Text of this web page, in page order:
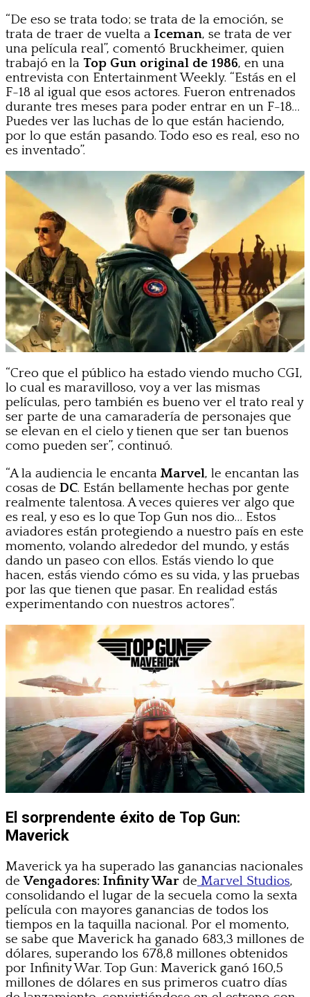
“De eso se trata todo; se trata de la emoción, se
trata de traer de vuelta a Iceman, se trata de ver
una película real”, comentó Bruckheimer, quien
trabajó en la Top Gun original de 1986, en una
entrevista con Entertainment Weekly. “Estás en el
F-18 al igual que esos actores. Fueron entrenados
durante tres meses para poder entrar en un F-18…
Puedes ver las luchas de lo que están haciendo,
por lo que están pasando. Todo eso es real, eso no
es inventado”.
“Creo que el público ha estado viendo mucho CGI,
lo cual es maravilloso, voy a ver las mismas
películas, pero también es bueno ver el trato real y
ser parte de una camaradería de personajes que
se elevan en el cielo y tienen que ser tan buenos
como pueden ser”, continuó.
“A la audiencia le encanta Marvel, le encantan las
cosas de DC. Están bellamente hechas por gente
realmente talentosa. A veces quieres ver algo que
es real, y eso es lo que Top Gun nos dio… Estos
aviadores están protegiendo a nuestro país en este
momento, volando alrededor del mundo, y estás
dando un paseo con ellos. Estás viendo lo que
hacen, estás viendo cómo es su vida, y las pruebas
por las que tienen que pasar. En realidad estás
experimentando con nuestros actores”.
El sorprendente éxito de Top Gun:
Maverick
Maverick ya ha superado las ganancias nacionales
deVengadores: Infinity War de Marvel Studios,
consolidando el lugar de la secuela como la sexta
película con mayores ganancias de todos los
tiempos en la taquilla nacional. Por el momento,
se sabe que Maverick ha ganado 683,3 millones de
dólares, superando los 678,8 millones obtenidos
por Infinity War. Top Gun: Maverick ganó 160,5
millones de dólares en sus primeros cuatro días